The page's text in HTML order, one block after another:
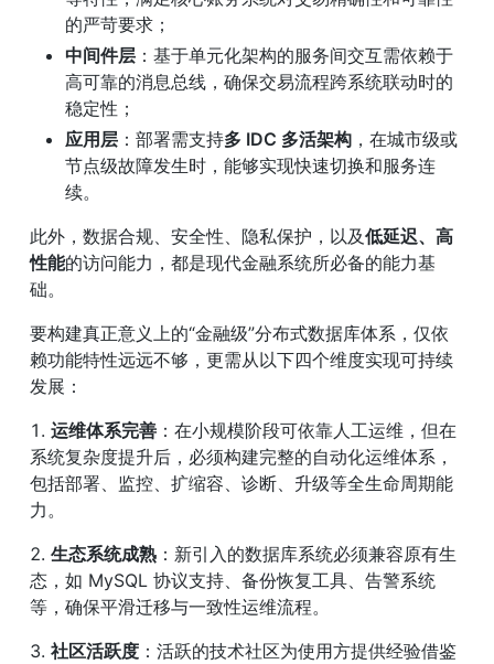
的严苛要求；
中间件层 ：基于单元化架构的服务间交互需依赖于
高可靠的消息总线，确保交易流程跨系统联动时的
稳定性；
应用层 ：部署需支持多 IDC 多活架构 ，在城市级或
节点级故障发生时，能够实现快速切换和服务连
续。
此外，数据合规、安全性、隐私保护，以及低延迟、高
性能的访问能力，都是现代金融系统所必备的能力基
础。
要构建真正意义上的“金融级”分布式数据库体系，仅依
赖功能特性远远不够，更需从以下四个维度实现可持续
发展：
1. 运维体系完善 ：在小规模阶段可依靠人工运维，但在
系统复杂度提升后，必须构建完整的自动化运维体系，
包括部署、监控、扩缩容、诊断、升级等全生命周期能
力。
2. 生态系统成熟 ：新引入的数据库系统必须兼容原有生
态，如 MySQL 协议支持、备份恢复工具、告警系统
等，确保平滑迁移与一致性运维流程。
3. 社区活跃度 ：活跃的技术社区为使用方提供经验借鉴